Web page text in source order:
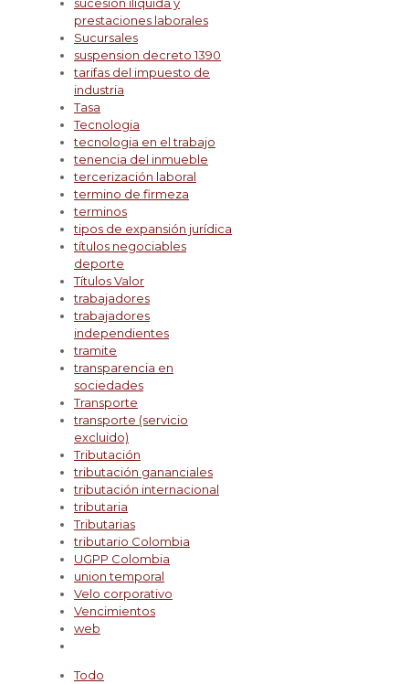
prestaciones laborales
Sucursales
suspension decreto 1390
tarifas del impuesto de
industria
Tasa
Tecnologia
tecnologia en el trabajo
tenencia del inmueble
tercerización laboral
termino de firmeza
terminos
tipos de expansión jurídica
títulos negociables
deporte
Títulos Valor
trabajadores
trabajadores
independientes
tramite
transparencia en
sociedades
Transporte
transporte (servicio
excluido)
Tributación
tributación gananciales
tributación internacional
tributaria
Tributarias
tributario Colombia
UGPP Colombia
union temporal
Velo corporativo
Vencimientos
web
Todo